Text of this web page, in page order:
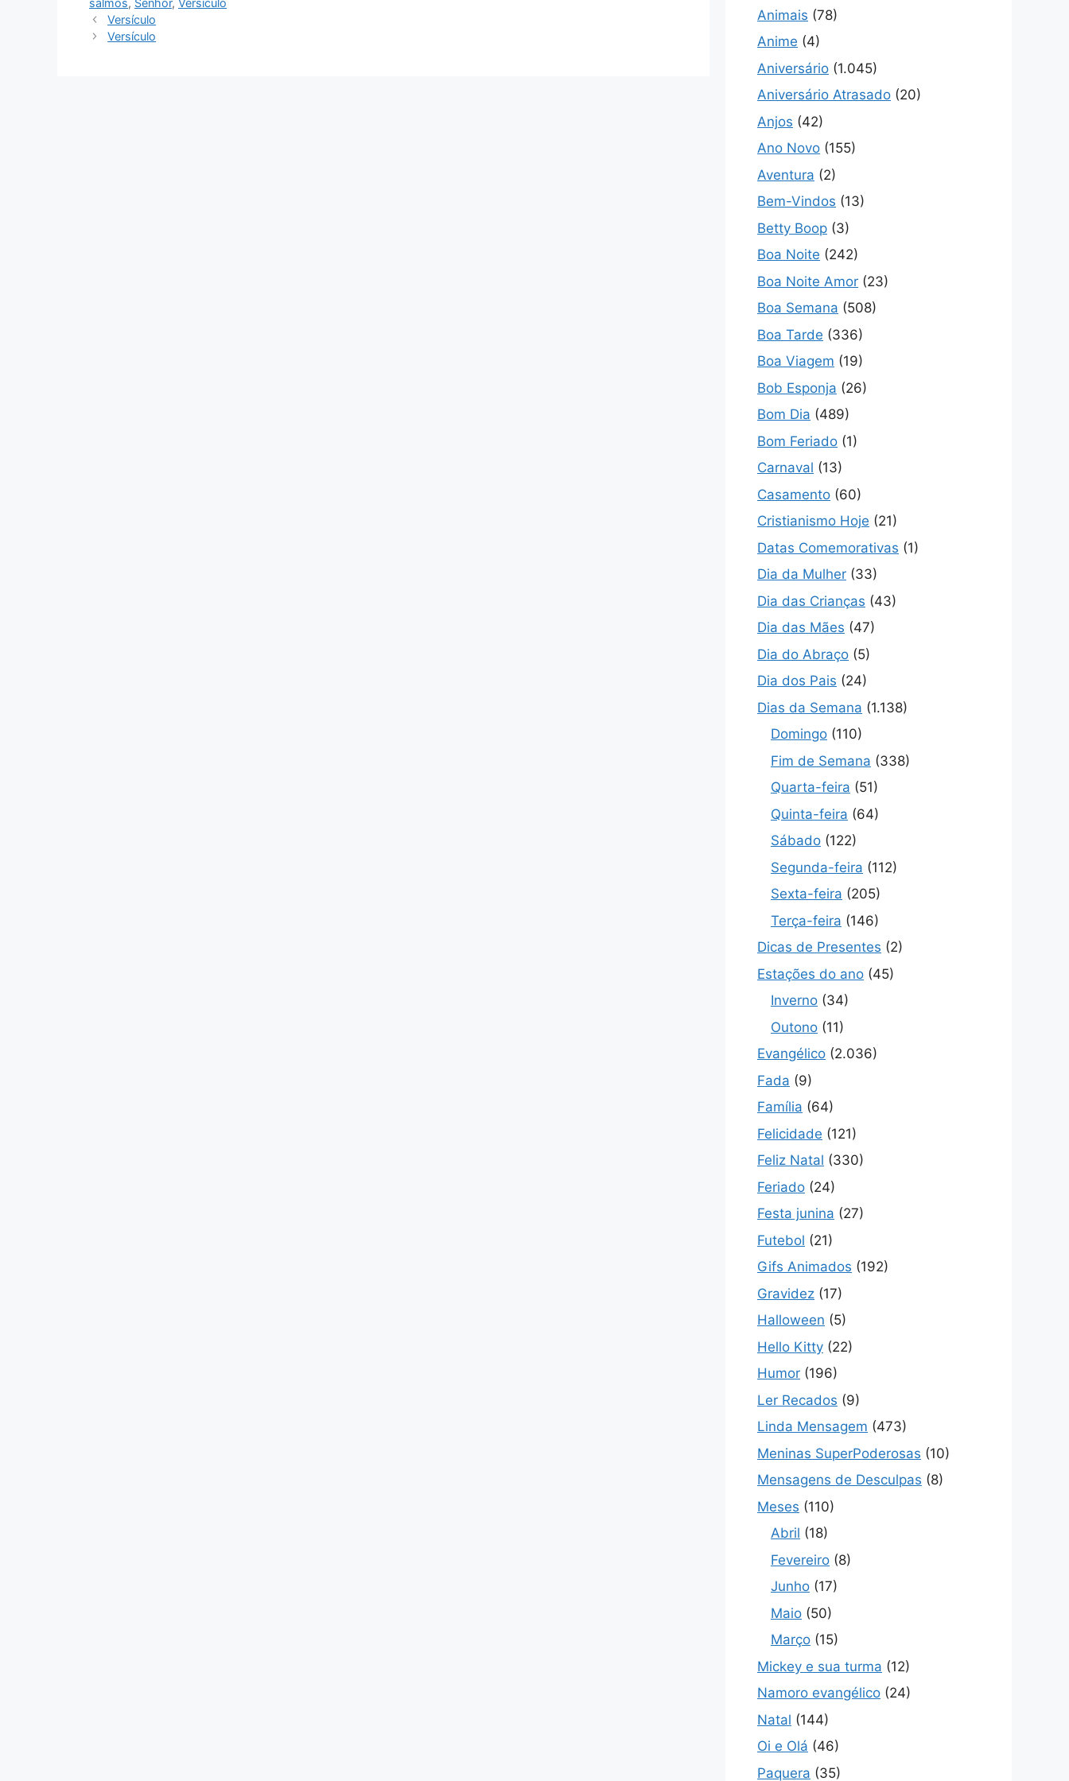
salmos, Senhor, Versículo
Versículo
Versículo
Animais (78)
Anime (4)
Aniversário (1.045)
Aniversário Atrasado (20)
Anjos (42)
Ano Novo (155)
Aventura (2)
Bem-Vindos (13)
Betty Boop (3)
Boa Noite (242)
Boa Noite Amor (23)
Boa Semana (508)
Boa Tarde (336)
Boa Viagem (19)
Bob Esponja (26)
Bom Dia (489)
Bom Feriado (1)
Carnaval (13)
Casamento (60)
Cristianismo Hoje (21)
Datas Comemorativas (1)
Dia da Mulher (33)
Dia das Crianças (43)
Dia das Mães (47)
Dia do Abraço (5)
Dia dos Pais (24)
Dias da Semana (1.138)
Domingo (110)
Fim de Semana (338)
Quarta-feira (51)
Quinta-feira (64)
Sábado (122)
Segunda-feira (112)
Sexta-feira (205)
Terça-feira (146)
Dicas de Presentes (2)
Estações do ano (45)
Inverno (34)
Outono (11)
Evangélico (2.036)
Fada (9)
Família (64)
Felicidade (121)
Feliz Natal (330)
Feriado (24)
Festa junina (27)
Futebol (21)
Gifs Animados (192)
Gravidez (17)
Halloween (5)
Hello Kitty (22)
Humor (196)
Ler Recados (9)
Linda Mensagem (473)
Meninas SuperPoderosas (10)
Mensagens de Desculpas (8)
Meses (110)
Abril (18)
Fevereiro (8)
Junho (17)
Maio (50)
Março (15)
Mickey e sua turma (12)
Namoro evangélico (24)
Natal (144)
Oi e Olá (46)
Paquera (35)